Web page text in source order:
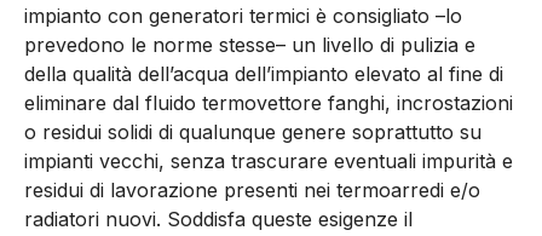
impianto con generatori termici è consigliato –lo
prevedono le norme stesse– un livello di pulizia e
della qualità dell’acqua dell’impianto elevato al fine di
eliminare dal fluido termovettore fanghi, incrostazioni
o residui solidi di qualunque genere soprattutto su
impianti vecchi, senza trascurare eventuali impurità e
residui di lavorazione presenti nei termoarredi e/o
radiatori nuovi. Soddisfa queste esigenze il